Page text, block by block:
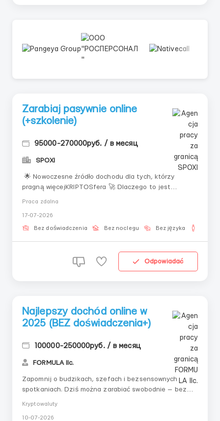
Zarabiaj pasywnie online
(+szkolenie)
95000-270000руб. / в месяц
SPOXI
🌟 Nowoczesne źródło dochodu dla tych, którzy
pragną więcejKRIPTOSfera 🚀 Dlaczego to jest
internecie. Dziś każdy ma możliwość zarabiania bez
przywiązania do biura, grafiku, a nawet miej...
Praca zdalna
17-07-2026
Bez doświadczenia Bez noclegu Bez języka
Odpowiadać
Najlepszy dochód online w
2025 (BEZ doświadczenia+)
100000-250000руб. / в месяц
FORMULA llc.
Zapomnij o budzikach, szefach i bezsensownych
spotkaniach. Dziś można zarabiać swobodnie — bez
Kryptowaluty
10-07-2026